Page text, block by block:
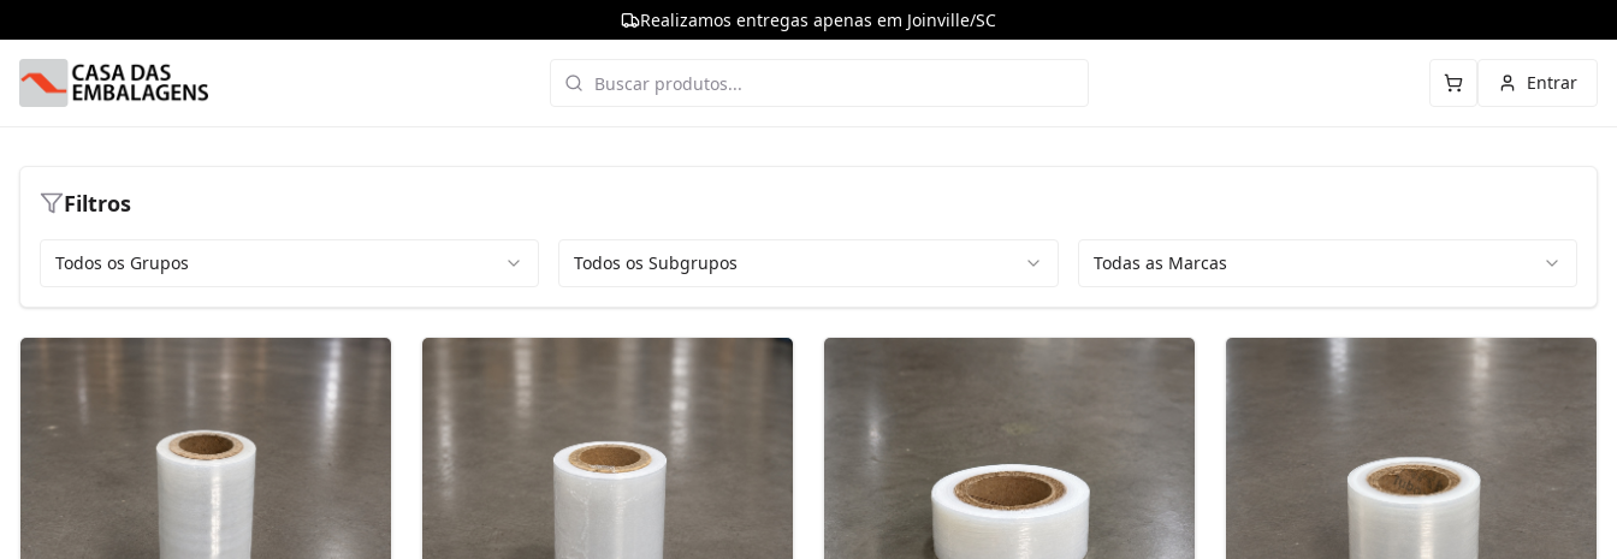
Realizamos entregas apenas em Joinville/SC
Entrar
Filtros
Todos os Grupos Todos os Subgrupos Todas as Marcas